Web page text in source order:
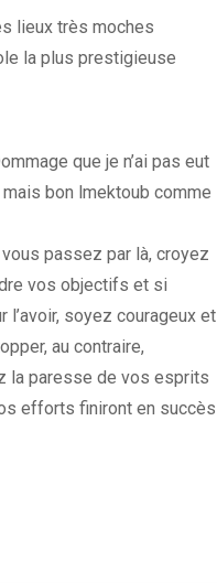
lieux très moches
la plus prestigieuse
que je n’ai pas eut
bon lmektoub comme
passez par là, croyez
vos objectifs et si
soyez courageux et
au contraire,
la paresse de vos esprits
efforts finiront en succès